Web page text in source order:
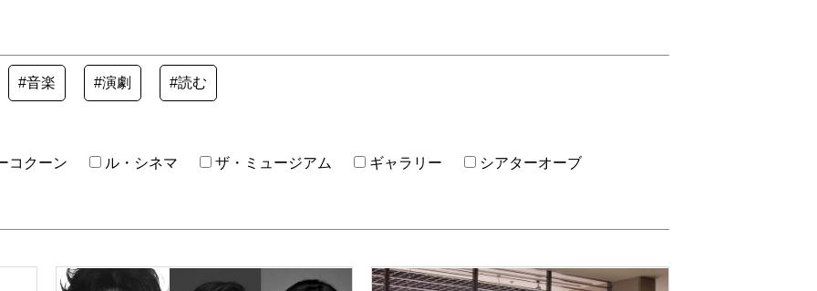
#音楽 #演劇 #読む
コクーン ル・シネマ ザ・ミュージアム ギャラリー シアターオーブ